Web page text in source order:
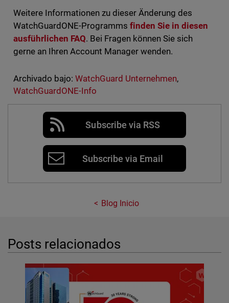
Weitere Informationen zu dieser Änderung des
WatchGuardONE-Programms finden Sie in diesen
ausführlichen FAQ. Bei Fragen können Sie sich
gerne an Ihren Account Manager wenden.
Archivado bajo: WatchGuard Unternehmen,
WatchGuardONE-Info
Subscribe via RSS
Subscribe via Email
Blog Inicio
Posts relacionados